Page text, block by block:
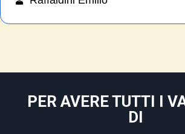
PER AVERE TUTTI I
DI